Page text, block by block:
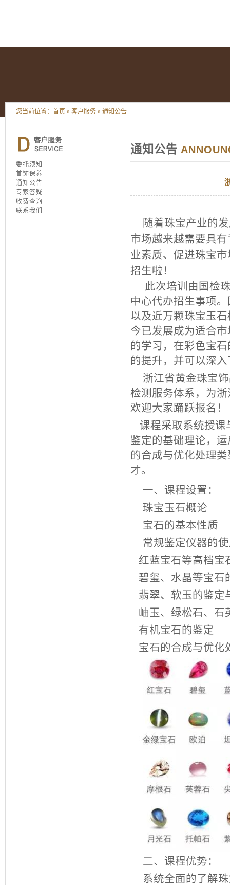
您当前位置： 首页 » 客户服务 » 通知公告
委托须知
首饰保养
通知公告
专家答疑
收费查询
联系我们
通知公告
随着珠宝产业的发
市场越来越需要具
业素质、促进珠宝
招生啦！
此次培训由国检
中心代办招生事项
以及近万颗珠宝玉
今已发展成为适合
的学习，在彩色宝
的提升，并可以深
浙江省黄金珠宝
检测服务体系，为
欢迎大家踊跃报名！
课程采取系统授
鉴定的基础理论，
的合成与优化处理
才。
一、课程设置：
珠宝玉石概论
宝石的基本性质
常规鉴定仪器的
红蓝宝石等高档宝
碧玺、水晶等宝石
翡翠、软玉的鉴定
岫玉、绿松石、石
有机宝石的鉴定
宝石的合成与优化
二、课程优势：
系统全面的了解